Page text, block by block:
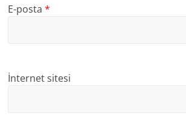
E-posta*
İnternet sitesi